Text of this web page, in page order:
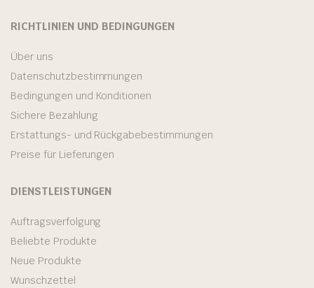
RICHTLINIEN UND BEDINGUNGEN
Über uns
Datenschutzbestimmungen
Bedingungen und Konditionen
Sichere Bezahlung
Erstattungs- und Rückgabebestimmungen
Preise für Lieferungen
DIENSTLEISTUNGEN
Auftragsverfolgung
Beliebte Produkte
Neue Produkte
Wunschzettel